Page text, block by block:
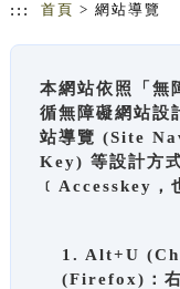
::: 首頁 > 網站導覽
本網站依照「無
循無障礙網站設
站導覽 (Site
Key) 等設計方
﹝Accesskey，
1. Alt+U
(Firefox)：右